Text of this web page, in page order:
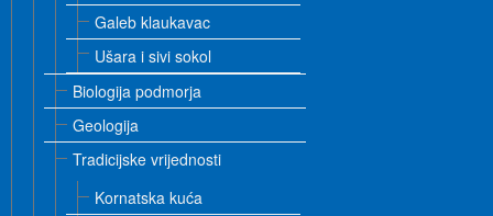
Galeb klaukavac
Ušara i sivi sokol
Biologija podmorja
Geologija
Tradicijske vrijednosti
Kornatska kuća